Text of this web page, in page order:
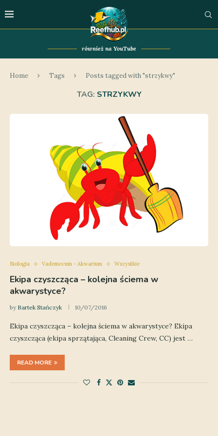
również na YouTube
Home Tags Posts tagged with "strzykwy"
TAG: STRZYKWY
Biologia Vademecum - Akwarium Wszystkie
Ekipa czyszcząca – kolejna ściema w
akwarystyce?
by Bartek Stańczyk 10/07/2016
Ekipa czyszcząca – kolejna ściema w akwarystyce? Ekipa
czyszcząca (ekipa sprzątająca, Cleaning Crew, CC) jest …
READ MORE